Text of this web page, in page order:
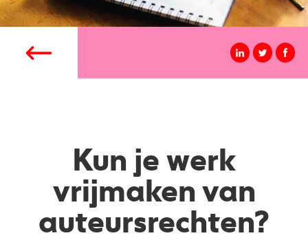
Kun je werk
vrijmaken van
auteursrechten?